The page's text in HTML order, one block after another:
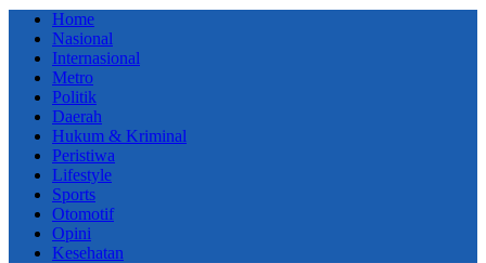
Home
Nasional
Internasional
Metro
Politik
Daerah
Hukum & Kriminal
Peristiwa
Lifestyle
Sports
Otomotif
Opini
Kesehatan